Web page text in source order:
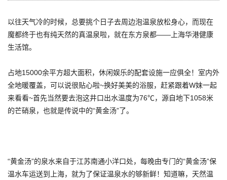
以往天气冷的时候，总要挑个日子去周边泡温泉放松身心，而现在
魔都终于也有纯天然的真温泉啦，就在东方泉都——上海华港健康
生活馆。
占地15000余平方超大面积，休闲娱乐的配套设施一应俱全！室内外
全地暖覆盖，可以说很贴心啦~换好美美的浴服，赶紧跟着W妹一起
来看看~首先当然要去泡这井口出水温度为76℃，源自地下1058米
的芒硝泉，也就是传说中的“黄金汤”了。
“黄金汤”的泉水来自于江苏南通小洋口处，每晚由专门的“黄金汤”保
温水车运送到上海，就为了保证温泉水的够新鲜！知道嘛，天然温